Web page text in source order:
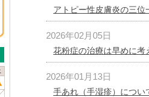
アトピー性皮膚炎の三位
2026年02月05日
花粉症の治療は早めに考
2026年01月13日
手あれ（手湿疹）につい